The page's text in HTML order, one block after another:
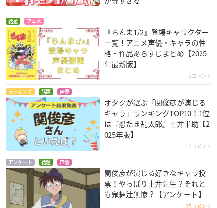
HE ORIGIN II 哀しみ
のアルテイシア
シャア・アズナブル
第六章「到達！大マ
伊東真也 伊東真也
宇宙戦艦ヤマト2199
第四章「銀河辺境の
攻防」
伊東真也
宇宙戦艦ヤマト2199
第三章「果てしなき
航海」
伊東真也
ブラック・ジャックF
INAL
話題 アニメ
『らんま1/2』登場キャラクター
一覧！アニメ声優・キャラの性
格・作品あらすじまとめ【2025
年最新版】
1コメント
ランキング 話題 声優
オタクが選ぶ「関俊彦が演じる
キャラ」ランキングTOP10！1位
は『忍たま乱太郎』土井半助【2
025年版】
1コメント
アンケート 話題 声優
関俊彦が演じる好きなキャラ投
票！やっぱり土井先生？それと
も鬼舞辻無惨？【アンケート】
15コメント